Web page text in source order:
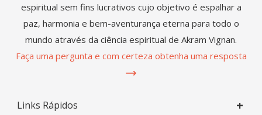
espiritual sem fins lucrativos cujo objetivo é espalhar a
paz, harmonia e bem-aventurança eterna para todo o
mundo através da ciência espiritual de Akram Vignan.
Faça uma pergunta e com certeza obtenha uma resposta
Links Rápidos